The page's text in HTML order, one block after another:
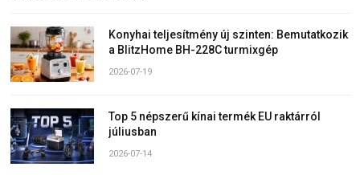
Konyhai teljesítmény új szinten: Bemutatkozik
a BlitzHome BH-228C turmixgép
2026-07-19
Top 5 népszerű kínai termék EU raktárról
júliusban
2026-07-14